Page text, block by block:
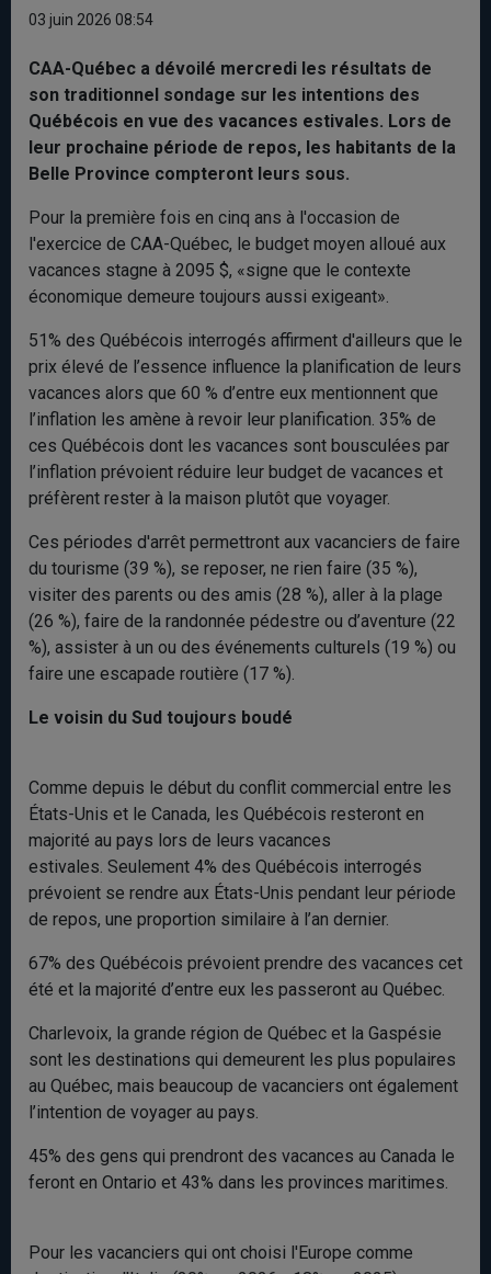
03 juin 2026 08:54
CAA-Québec a dévoilé mercredi les résultats de
son traditionnel sondage sur les intentions des
Québécois en vue des vacances estivales. Lors de
leur prochaine période de repos, les habitants de la
Belle Province compteront leurs sous.
Pour la première fois en cinq ans à l'occasion de
l'exercice de CAA-Québec, le budget moyen alloué aux
vacances stagne à 2095 $, «signe que le contexte
économique demeure toujours aussi exigeant».
51% des Québécois interrogés affirment d'ailleurs que le
prix élevé de l’essence influence la planification de leurs
vacances alors que 60 % d’entre eux mentionnent que
l’inflation les amène à revoir leur planification. 35% de
ces Québécois dont les vacances sont bousculées par
l’inflation prévoient réduire leur budget de vacances et
préfèrent rester à la maison plutôt que voyager.
Ces périodes d'arrêt permettront aux vacanciers de faire
du tourisme (39 %), se reposer, ne rien faire (35 %),
visiter des parents ou des amis (28 %), aller à la plage
(26 %), faire de la randonnée pédestre ou d’aventure (22
%), assister à un ou des événements culturels (19 %) ou
faire une escapade routière (17 %).
Le voisin du Sud toujours boudé
Comme depuis le début du conflit commercial entre les
États-Unis et le Canada, les Québécois resteront en
majorité au pays lors de leurs vacances
estivales. Seulement 4% des Québécois interrogés
prévoient se rendre aux États-Unis pendant leur période
de repos, une proportion similaire à l’an dernier.
67% des Québécois prévoient prendre des vacances cet
été et la majorité d’entre eux les passeront au Québec.
Charlevoix, la grande région de Québec et la Gaspésie
sont les destinations qui demeurent les plus populaires
au Québec, mais beaucoup de vacanciers ont également
l’intention de voyager au pays.
45% des gens qui prendront des vacances au Canada le
feront en Ontario et 43% dans les provinces maritimes.
Pour les vacanciers qui ont choisi l'Europe comme